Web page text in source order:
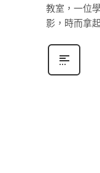
教室，一位
影，時而拿